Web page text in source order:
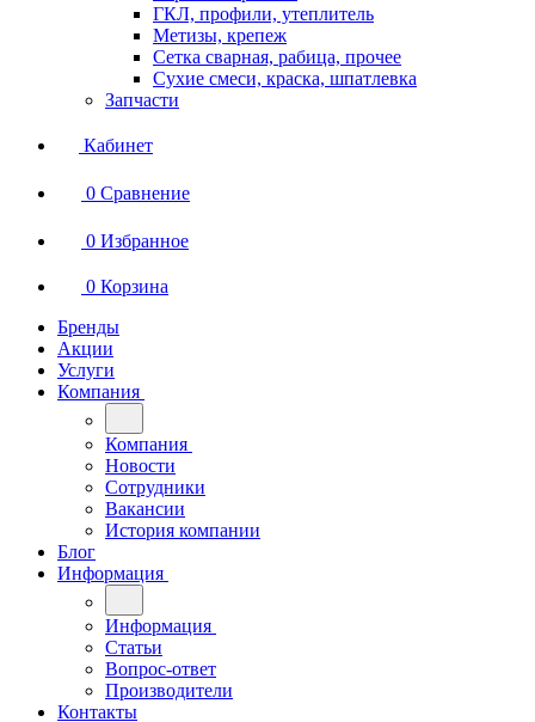
ГКЛ, профили, утеплитель
Метизы, крепеж
Сетка сварная, рабица, прочее
Сухие смеси, краска, шпатлевка
Запчасти
Кабинет
0 Сравнение
0 Избранное
0 Корзина
Бренды
Акции
Услуги
Компания
Компания
Новости
Сотрудники
Вакансии
История компании
Блог
Информация
Информация
Статьи
Вопрос-ответ
Производители
Контакты